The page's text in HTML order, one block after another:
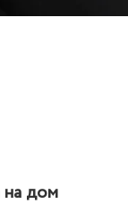
на дом